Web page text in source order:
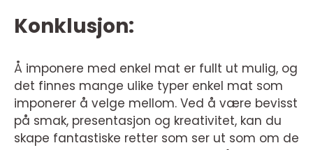
Konklusjon:
Å imponere med enkel mat er fullt ut mulig, og
det finnes mange ulike typer enkel mat som
imponerer å velge mellom. Ved å være bevisst
på smak, presentasjon og kreativitet, kan du
skape fantastiske retter som ser ut som om de